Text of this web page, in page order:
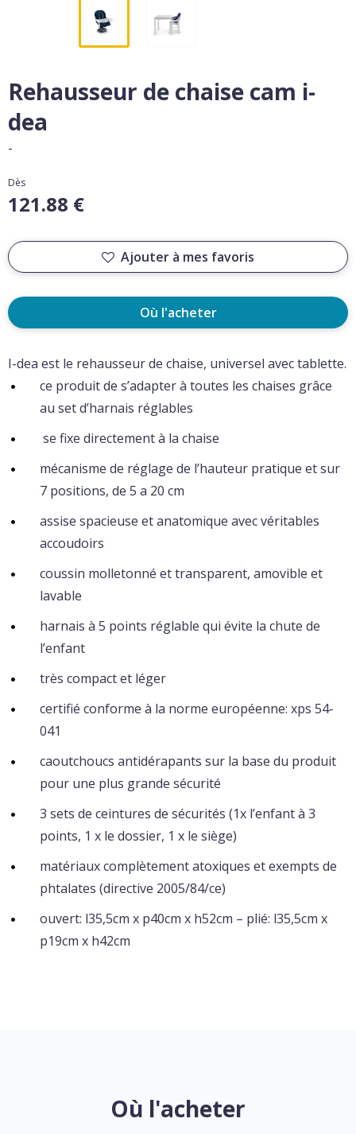
Rehausseur de chaise cam i-
dea
-
Dès
121.88 €
Ajouter à mes favoris
Où l'acheter
I-dea est le rehausseur de chaise, universel avec tablette.
ce produit de s’adapter à toutes les chaises grâce
au set d’harnais réglables
se fixe directement à la chaise
mécanisme de réglage de l’hauteur pratique et sur
7 positions, de 5 a 20 cm
assise spacieuse et anatomique avec véritables
accoudoirs
coussin molletonné et transparent, amovible et
lavable
harnais à 5 points réglable qui évite la chute de
l’enfant
très compact et léger
certifié conforme à la norme européenne: xps 54-
041
caoutchoucs antidérapants sur la base du produit
pour une plus grande sécurité
3 sets de ceintures de sécurités (1x l’enfant à 3
points, 1 x le dossier, 1 x le siège)
matériaux complètement atoxiques et exempts de
phtalates (directive 2005/84/ce)
ouvert: l35,5cm x p40cm x h52cm – plié: l35,5cm x
p19cm x h42cm
Où l'acheter